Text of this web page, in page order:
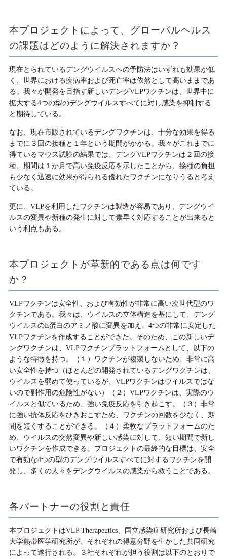
本プロジェクトによって、グローバルヘルス
の課題はどのように解決されますか？
現在とられているデングウイルスへの予防法はいずれも効果が低
く、世界における疾病率および死亡率は依然として高いままであ
る。我々が開発を目指す新しいデングVLPワクチンは、世界中に
拡大する4つの型のデングウイルスすべてに対し感染を抑制する
と期待している。
なお、現在市販されているデングワクチンは、十分な効果を得る
までに３回の接種と１年という期間がかかる。我々がこれまでに
得ているマウス試験の結果では、デングVLPワクチンは２回の接
種、期間は１か月で高い免疫反応を示したことから、接種の負担
も少なく迅速に効果が得られる優れたワクチンになりうると考え
ている。
更に、VLPを利用したワクチンは製造が容易であり、デングウイ
ルスの変異や新種の発生に対して素早く対応することが出来ると
いう利点もある。
本プロジェクトが革新的である点は何です
か？
VLPワクチンは安全性、および有効性が非常に高い次世代型のワ
クチンである。我々は、ウイルスの立体構造を基にして、デング
ウイルスのE蛋白のアミノ酸に変異を加え、4つの非常に安定した
VLPワクチンを作成することができた。そのため、この新しいデ
ングワクチンは、VLPワクチンプラットフォームとして、以下の
ような特徴を持つ。（１）ワクチンが複製しないため、非常に高
い安全性を持つ（ほとんどの開発されているデングワクチンは、
ウイルスを弱めて使っているが、VLPワクチンはウイルスではな
いので副作用の危険性がない）（２）VLPワクチンは、実際のウ
イルスと似ているため、強い免疫反応を引き起こす。（３）非常
に強い抗体反応をひきおこすため、ワクチンの回数を少なく、期
間を短くすることができる。（４）柔軟なプラットフォームのた
め、ウイルスの突然変異や新しい感染に対して、短い期間で新し
いワクチンを作成できる。プロジェクトの最終的な目標は、安全
で有効な4つの型のデングウイルスすべてに対するワクチンを開
発し、多くの人々をデングウイルスの感染から救うことである。
各パートナーの役割と責任
本プロジェクトはVLP Therapeutics、国立感染症研究所および長崎
大学熱帯医学研究所が、それぞれの得意分野を生かした共同研究
によって遂行される。３社それぞれが担う役割は以下のとおりで